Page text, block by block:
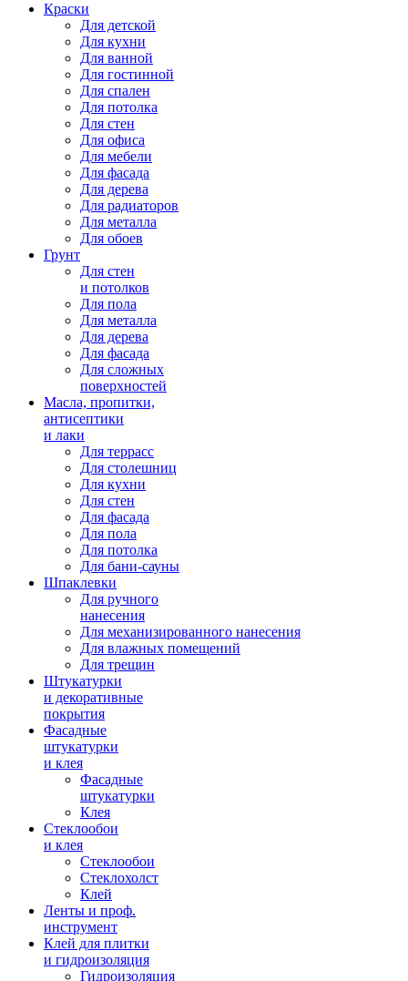
Краски
Для детской
Для кухни
Для ванной
Для гостинной
Для спален
Для потолка
Для стен
Для офиса
Для мебели
Для фасада
Для дерева
Для радиаторов
Для металла
Для обоев
Грунт
Для стен
и потолков
Для пола
Для металла
Для дерева
Для фасада
Для сложных
поверхностей
Масла, пропитки,
антисептики
и лаки
Для террасс
Для столешниц
Для кухни
Для стен
Для фасада
Для пола
Для потолка
Для бани-сауны
Шпаклевки
Для ручного
нанесения
Для механизированного нанесения
Для влажных помещений
Для трещин
Штукатурки
и декоративные
покрытия
Фасадные
штукатурки
и клея
Фасадные
штукатурки
Клея
Стеклообои
и клея
Стеклообои
Стеклохолст
Клей
Ленты и проф.
инструмент
Клей для плитки
и гидроизоляция
Гидроизоляция